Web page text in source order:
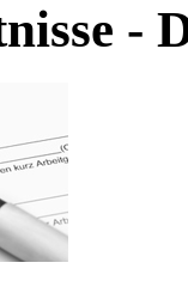
-